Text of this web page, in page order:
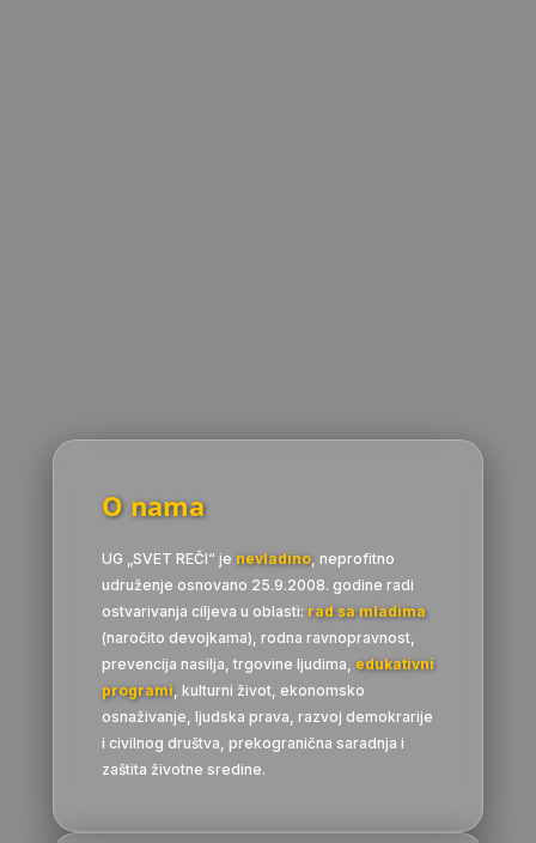
O nama
UG „SVET REČI“ je nevladino, neprofitno
udruženje osnovano 25.9.2008. godine radi
ostvarivanja ciljeva u oblasti: rad sa mladima
(naročito devojkama), rodna ravnopravnost,
prevencija nasilja, trgovine ljudima, edukativni
programi, kulturni život, ekonomsko
osnaživanje, ljudska prava, razvoj demokrarije
i civilnog društva, prekogranična saradnja i
zaštita životne sredine.